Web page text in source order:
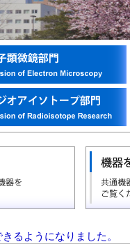
るようになりました。